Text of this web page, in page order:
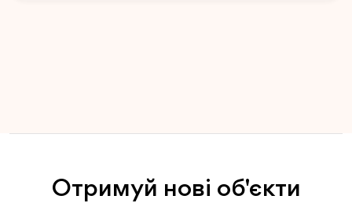
Отримуй нові об'єкти